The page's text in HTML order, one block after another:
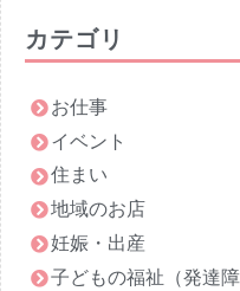
カテゴリ
お仕事
イベント
住まい
地域のお店
妊娠・出産
子どもの福祉（発達